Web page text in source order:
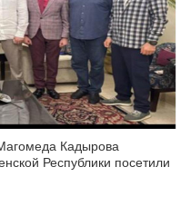
Кадырова
Республики посетили